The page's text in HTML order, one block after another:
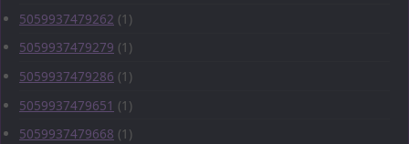
5059937479262 (1)
5059937479279 (1)
5059937479286 (1)
5059937479651 (1)
5059937479668 (1)